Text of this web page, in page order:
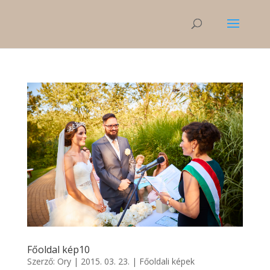
Főoldal kép10
Szerző: Ory| 2015. 03. 23. | Főoldali képek